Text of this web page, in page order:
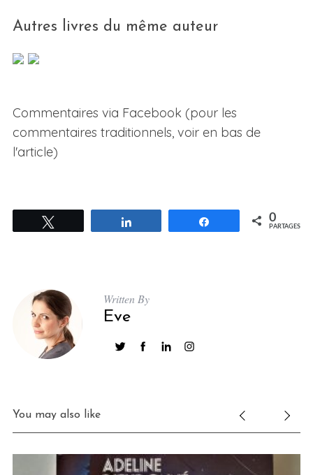
Autres livres du même auteur
Commentaires via Facebook (pour les
commentaires traditionnels, voir en bas de
l'article)
Partagez 0
PARTAGES
Written By
Eve
You may also like